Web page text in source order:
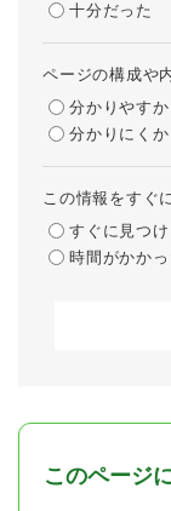
十分だった
ページの構成や
分かりやすか
分かりにくか
この情報をすぐ
すぐに見つ
時間がかかっ
このページ